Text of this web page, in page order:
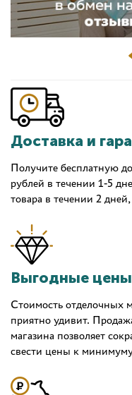
Доставка и
Получите бесплатную
рублей в течении 1-5
товара в течении 2
Выгодные цены
Стоимость отделочных
приятно удивит.
магазина позволяет
свести цены к